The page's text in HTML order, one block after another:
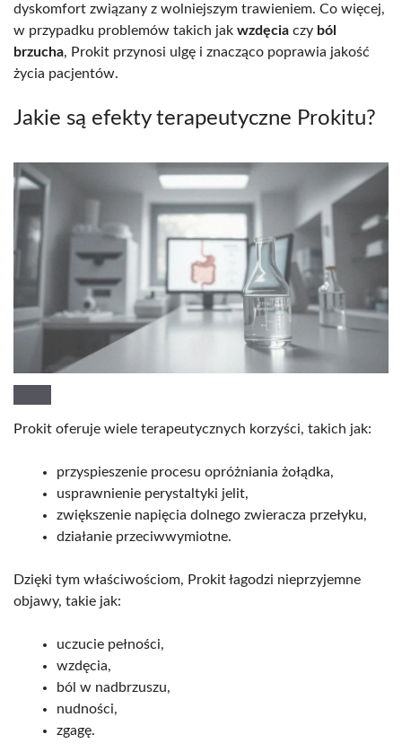
dyskomfort związany z wolniejszym trawieniem. Co więcej,
w przypadku problemów takich jak wzdęcia czy ból
brzucha, Prokit przynosi ulgę i znacząco poprawia jakość
życia pacjentów.
Jakie są efekty terapeutyczne Prokitu?
Prokit oferuje wiele terapeutycznych korzyści, takich jak:
przyspieszenie procesu opróżniania żołądka,
usprawnienie perystaltyki jelit,
zwiększenie napięcia dolnego zwieracza przełyku,
działanie przeciwwymiotne.
Dzięki tym właściwościom, Prokit łagodzi nieprzyjemne
objawy, takie jak:
uczucie pełności,
wzdęcia,
ból w nadbrzuszu,
nudności,
zgagę.